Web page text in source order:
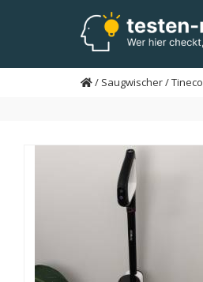
/ Saugwischer/Tineco